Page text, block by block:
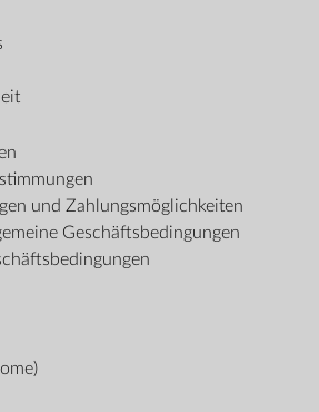
und Zahlungsmöglichkeiten
Geschäftsbedingungen